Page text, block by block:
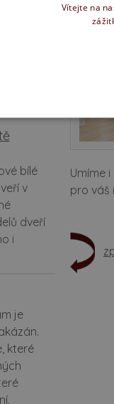
Umíme
pro váš
staví
bílé
v
dveří
i
je
které
Vítejte na